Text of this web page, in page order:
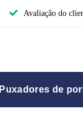
Avaliação do
Puxadores de